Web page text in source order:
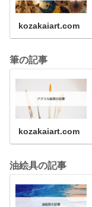
kozakaiart.com
筆の記事
kozakaiart.com
油絵具の記事